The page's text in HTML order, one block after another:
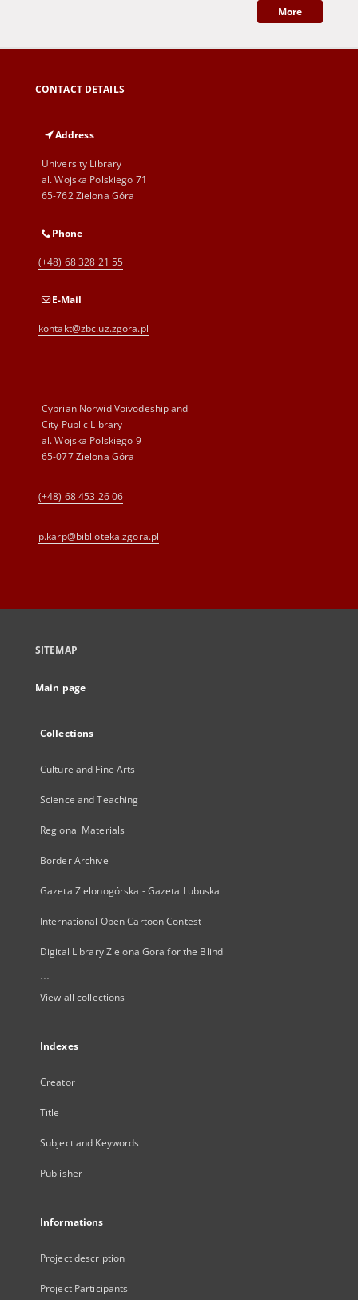
More
CONTACT DETAILS
Address
University Library
al. Wojska Polskiego 71
65-762 Zielona Góra
Phone
(+48) 68 328 21 55
E-Mail
kontakt@zbc.uz.zgora.pl
Cyprian Norwid Voivodeship and
City Public Library
al. Wojska Polskiego 9
65-077 Zielona Góra
(+48) 68 453 26 06
p.karp@biblioteka.zgora.pl
SITEMAP
Main page
Collections
Culture and Fine Arts
Science and Teaching
Regional Materials
Border Archive
Gazeta Zielonogórska - Gazeta Lubuska
International Open Cartoon Contest
Digital Library Zielona Gora for the Blind
...
View all collections
Indexes
Creator
Title
Subject and Keywords
Publisher
Informations
Project description
Project Participants